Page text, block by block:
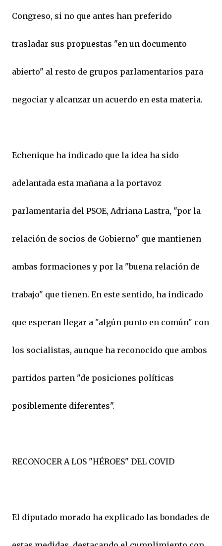
Congreso, si no que antes han preferido
trasladar sus propuestas "en un documento
abierto" al resto de grupos parlamentarios para
negociar y alcanzar un acuerdo en esta materia.
Echenique ha indicado que la idea ha sido
adelantada esta mañana a la portavoz
parlamentaria del PSOE, Adriana Lastra, "por la
relación de socios de Gobierno" que mantienen
ambas formaciones y por la "buena relación de
trabajo" que tienen. En este sentido, ha indicado
que esperan llegar a "algún punto en común" con
los socialistas, aunque ha reconocido que ambos
partidos parten "de posiciones políticas
posiblemente diferentes".
RECONOCER A LOS "HÉROES" DEL COVID
El diputado morado ha explicado las bondades de